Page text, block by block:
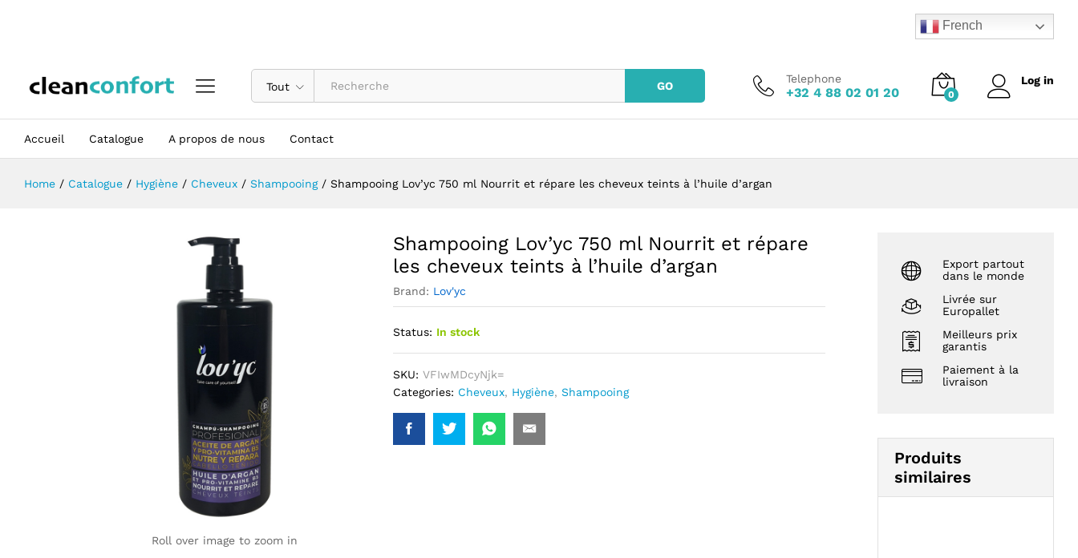
French
Tout GO
Telephone
+32 4 88 02 01 20 0
Log in
Accueil Catalogue A propos de nous Contact
Home / Catalogue / Hygiène / Cheveux / Shampooing / Shampooing Lov’yc 750 ml Nourrit et répare les cheveux teints à l’huile d’argan
Roll over image to zoom in
Shampooing Lov’yc 750 ml Nourrit et répare
les cheveux teints à l’huile d’argan
Brand: Lov'yc
Status: In stock
SKU: VFIwMDcyNjk=
Categories: Cheveux, Hygiène, Shampooing
Export partout
dans le monde
Livrée sur
Europallet
Meilleurs prix
garantis
Paiement à la
livraison
Produits
similaires
Add to Cart